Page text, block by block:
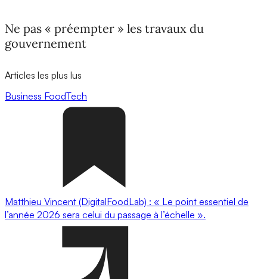
Ne pas « préempter » les travaux du
gouvernement
Articles les plus lus
Business FoodTech
Matthieu Vincent (DigitalFoodLab) : « Le point essentiel de
l’année 2026 sera celui du passage à l’échelle ».